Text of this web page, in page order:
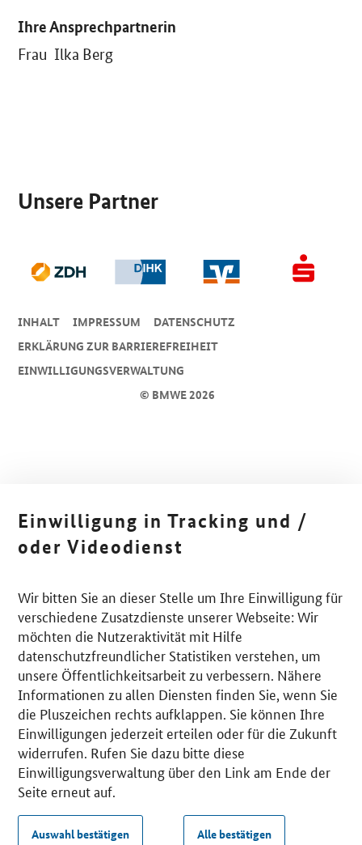
Ihre Ansprechpartnerin
Frau Ilka Berg
Unsere Partner
© BMWE 2026
INHALT IMPRESSUM
DA­TEN­SCHUTZ
ERKLÄRUNG ZUR BARRIEREFREIHEIT
EINWILLIGUNGSVERWALTUNG
Einwilligung in Tracking und /
oder Videodienst
Wir bitten Sie an dieser Stelle um Ihre Einwilligung für
verschiedene Zusatzdienste unserer Webseite: Wir
möchten die Nutzeraktivität mit Hilfe
datenschutzfreundlicher Statistiken verstehen, um
unsere Öffentlichkeitsarbeit zu verbessern. Nähere
Informationen zu allen Diensten finden Sie, wenn Sie
die Pluszeichen rechts aufklappen. Sie können Ihre
Einwilligungen jederzeit erteilen oder für die Zukunft
widerrufen. Rufen Sie dazu bitte diese
Einwilligungsverwaltung über den Link am Ende der
Seite erneut auf.
Auswahl bestätigen Alle bestätigen